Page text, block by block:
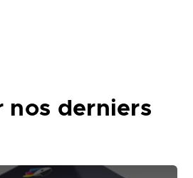
nos derniers